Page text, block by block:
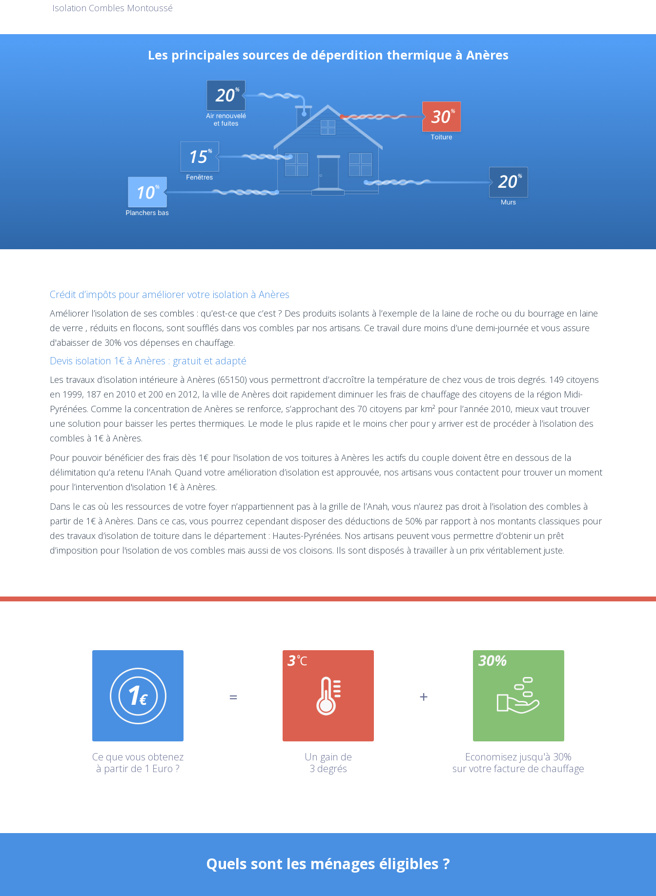
Isolation Combles Montoussé
Les principales sources de déperdition thermique à Anères
Crédit d’impôts pour améliorer votre isolation à Anères
Améliorer l’isolation de ses combles : qu’est-ce que c’est ? Des produits isolants à l’exemple de la laine de roche ou du bourrage en laine
de verre , réduits en flocons, sont soufflés dans vos combles par nos artisans. Ce travail dure moins d’une demi-journée et vous assure
d'abaisser de 30% vos dépenses en chauffage.
Devis isolation 1€ à Anères : gratuit et adapté
Les travaux d’isolation intérieure à Anères (65150) vous permettront d’accroître la température de chez vous de trois degrés. 149 citoyens
en 1999, 187 en 2010 et 200 en 2012, la ville de Anères doit rapidement diminuer les frais de chauffage des citoyens de la région Midi-
Pyrénées. Comme la concentration de Anères se renforce, s’approchant des 70 citoyens par km² pour l’année 2010, mieux vaut trouver
une solution pour baisser les pertes thermiques. Le mode le plus rapide et le moins cher pour y arriver est de procéder à l’isolation des
combles à 1€ à Anères.
Pour pouvoir bénéficier des frais dès 1€ pour l'isolation de vos toitures à Anères les actifs du couple doivent être en dessous de la
délimitation qu’a retenu l’Anah. Quand votre amélioration d’isolation est approuvée, nos artisans vous contactent pour trouver un moment
pour l’intervention d'isolation 1€ à Anères.
Dans le cas où les ressources de votre foyer n’appartiennent pas à la grille de l’Anah, vous n’aurez pas droit à l’isolation des combles à
partir de 1€ à Anères. Dans ce cas, vous pourrez cependant disposer des déductions de 50% par rapport à nos montants classiques pour
des travaux d’isolation de toiture dans le département : Hautes-Pyrénées. Nos artisans peuvent vous permettre d’obtenir un prêt
d’imposition pour l'isolation de vos combles mais aussi de vos cloisons. Ils sont disposés à travailler à un prix véritablement juste.
Ce que vous obtenez
à partir de 1 Euro ?
Un gain de
3 degrés
Economisez jusqu'à 30%
sur votre facture de chauffage
Quels sont les ménages éligibles ?